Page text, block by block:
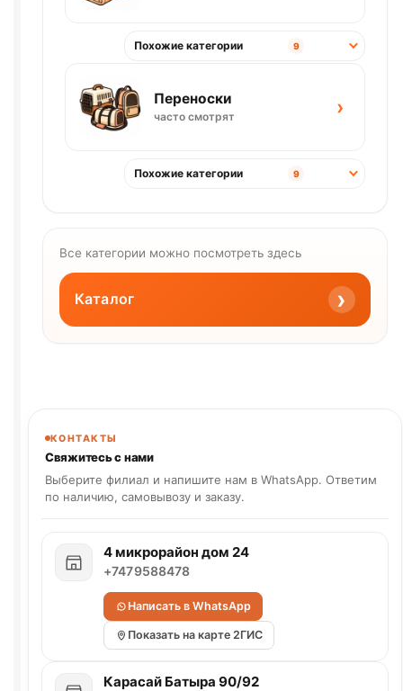
Похожие категории 9
Переноски
часто смотрят ›
Похожие категории 9
Все категории можно посмотреть здесь
Каталог ›
КОНТАКТЫ
Свяжитесь с нами
Выберите филиал и напишите нам в WhatsApp. Ответим
по наличию, самовывозу и заказу.
4 микрорайон дом 24
+7479588478
Написать в WhatsApp
Показать на карте 2ГИС
Карасай Батыра 90/92